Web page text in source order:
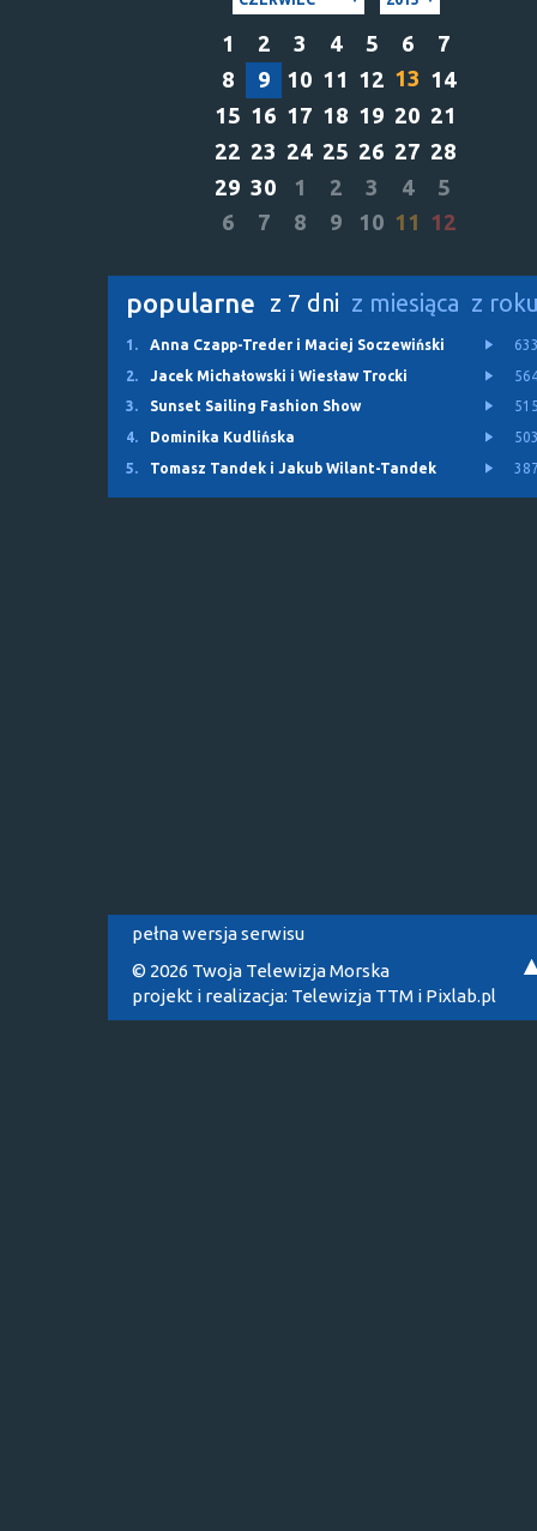
1 2 3 4 5 6
7
8
9 10 11 12 13 14
15 16 17 18 19 20 21
22 23 24 25 26 27 28
29 30 1 2 3 4
5
6
7 8 9 10 11 12
popularne z 7 dni z miesiąca z
1. Anna Czapp-Treder i Maciej Soczewiński
2.
Jacek Michałowski i Wiesław Trocki
3.
Sunset Sailing Fashion Show
4.
Dominika Kudlińska
5.
Tomasz Tandek i Jakub Wilant-Tandek
pełna wersja serwisu
© 2026 Twoja Telewizja Morska
projekt i realizacja: Telewizja TTM i Pixlab.pl